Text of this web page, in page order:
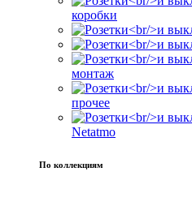
коробки
монтаж
прочее
Netatmo
По коллекциям